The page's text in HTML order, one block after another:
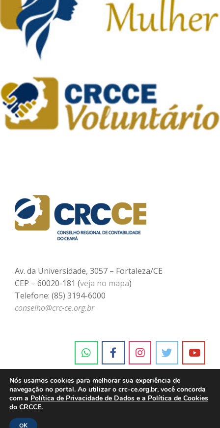
Av. da Universidade, 3057 – Fortaleza/CE
CEP – 60020-181 (veja no mapa)
Telefone: (85) 3194-6000
conselho@crc-ce.org.br
Nós usamos cookies para melhorar sua experiência de
navegação no portal. Ao utilizar o crc-ce.org.br, você concorda
com a Política de Privacidade de Dados e a Política de Cookies
do CRCCE.
OK